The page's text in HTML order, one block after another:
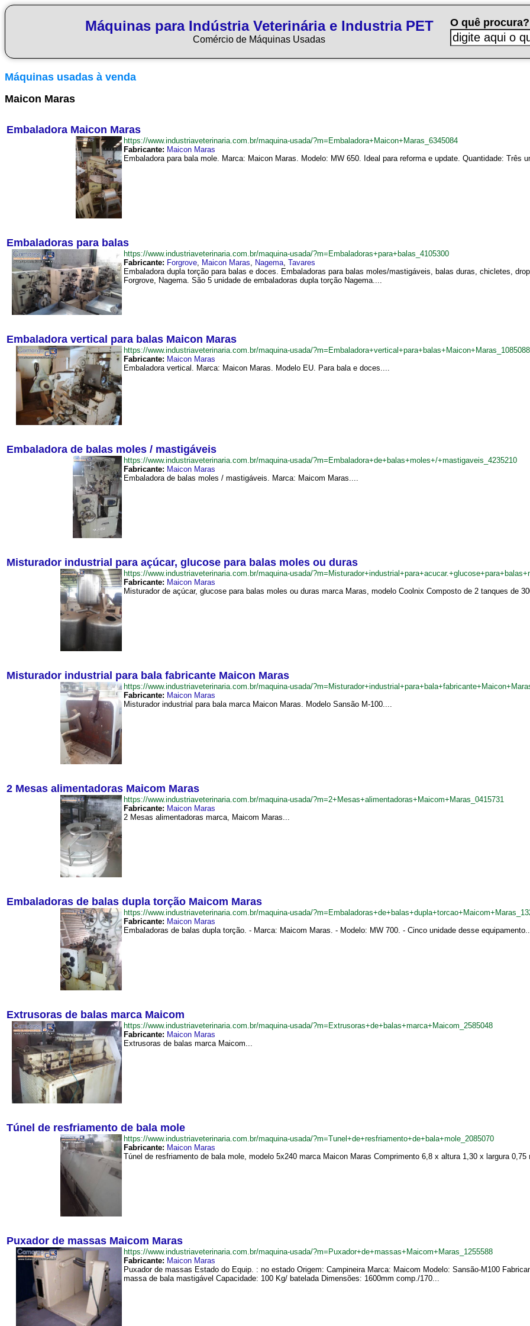
Máquinas para Indústria Veterinária e Industria PET
Comércio de Máquinas Usadas
O quê procura?
Máquinas usadas à venda
Maicon Maras
Embaladora Maicon Maras
https://www.industriaveterinaria.com.br/maquina-usada/?m=Embaladora+Maicon+Maras_6345084
Fabricante: Maicon Maras
Embaladora para bala mole. Marca: Maicon Maras. Modelo: MW 650. Ideal para reforma e update. Quantidade: Três
Embaladoras para balas
https://www.industriaveterinaria.com.br/maquina-usada/?m=Embaladoras+para+balas_4105300
Fabricante: Forgrove, Maicon Maras, Nagema, Tavares
Embaladora dupla torção para balas e doces. Embaladoras para balas moles/mastigáveis, balas duras, chicletes,
Forgrove, Nagema. São 5 unidade de embaladoras dupla torção Nagema....
Embaladora vertical para balas Maicon Maras
https://www.industriaveterinaria.com.br/maquina-usada/?m=Embaladora+vertical+para+balas+Maicon+Maras_1085088
Fabricante: Maicon Maras
Embaladora vertical. Marca: Maicon Maras. Modelo EU. Para bala e doces....
Embaladora de balas moles / mastigáveis
https://www.industriaveterinaria.com.br/maquina-usada/?m=Embaladora+de+balas+moles+/+mastigaveis_4235210
Fabricante: Maicon Maras
Embaladora de balas moles / mastigáveis. Marca: Maicom Maras....
Misturador industrial para açúcar, glucose para balas moles ou duras
https://www.industriaveterinaria.com.br/maquina-usada/
Fabricante: Maicon Maras
Misturador de açúcar, glucose para balas moles ou duras marca Maras, modelo Coolnix Composto de 2 tanques de
Misturador industrial para bala fabricante Maicon Maras
https://www.industriaveterinaria.com.br/maquina-usada/
Fabricante: Maicon Maras
Misturador industrial para bala marca Maicon Maras. Modelo Sansão M-100....
2 Mesas alimentadoras Maicom Maras
https://www.industriaveterinaria.com.br/maquina-usada/?m=2+Mesas+alimentadoras+Maicom+Maras_0415731
Fabricante: Maicon Maras
2 Mesas alimentadoras marca, Maicom Maras...
Embaladoras de balas dupla torção Maicom Maras
https://www.industriaveterinaria.com.br/maquina-usada/
Fabricante: Maicon Maras
Embaladoras de balas dupla torção. - Marca: Maicom Maras. - Modelo: MW 700. - Cinco unidade desse
Extrusoras de balas marca Maicom
https://www.industriaveterinaria.com.br/maquina-usada/?m=Extrusoras+de+balas+marca+Maicom_2585048
Fabricante: Maicon Maras
Extrusoras de balas marca Maicom...
Túnel de resfriamento de bala mole
https://www.industriaveterinaria.com.br/maquina-usada/?m=Tunel+de+resfriamento+de+bala+mole_2085070
Fabricante: Maicon Maras
Túnel de resfriamento de bala mole, modelo 5x240 marca Maicon Maras Comprimento 6,8 x altura 1,30 x largura 0,75
Puxador de massas Maicom Maras
https://www.industriaveterinaria.com.br/maquina-usada/?m=Puxador+de+massas+Maicom+Maras_1255588
Fabricante: Maicon Maras
Puxador de massas Estado do Equip. : no estado Origem: Campineira Marca: Maicom Modelo: Sansão-M100
massa de bala mastigável Capacidade: 100 Kg/ batelada Dimensões: 1600mm comp./170...